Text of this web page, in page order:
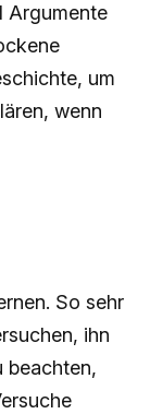
Argumente
um
wenn
So sehr
ihn
beachten,